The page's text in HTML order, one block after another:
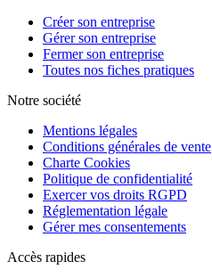
Créer son entreprise
Gérer son entreprise
Fermer son entreprise
Toutes nos fiches pratiques
Notre société
Mentions légales
Conditions générales de vente
Charte Cookies
Politique de confidentialité
Exercer vos droits RGPD
Réglementation légale
Gérer mes consentements
Accès rapides